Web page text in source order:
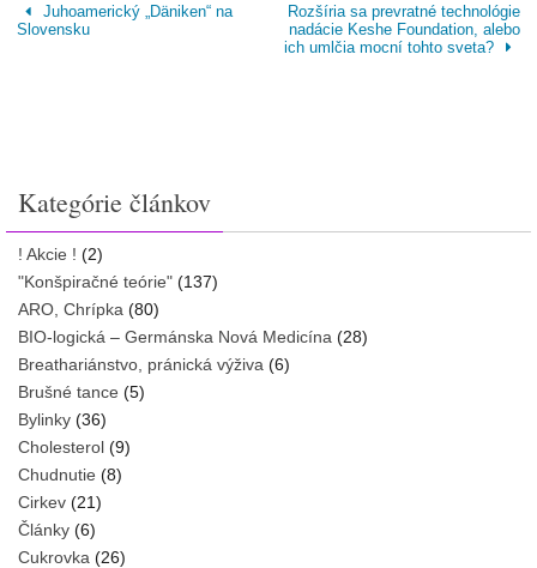
Juhoamerický „Däniken“ na
Slovensku
Rozšíria sa prevratné technológie
nadácie Keshe Foundation, alebo
ich umlčia mocní tohto sveta?
Kategórie článkov
! Akcie ! (2)
"Konšpiračné teórie" (137)
ARO, Chrípka (80)
BIO-logická – Germánska Nová Medicína (28)
Breathariánstvo, pránická výživa (6)
Brušné tance (5)
Bylinky (36)
Cholesterol (9)
Chudnutie (8)
Cirkev (21)
Články (6)
Cukrovka (26)